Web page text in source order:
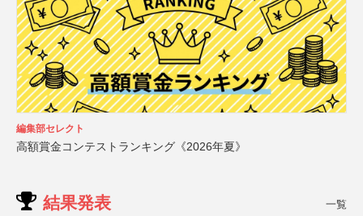
編集部セレクト
高額賞金コンテストランキング《2026年夏》
結果発表 一覧